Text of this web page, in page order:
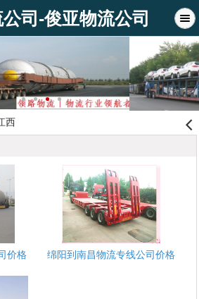
司-俊亚物流公司
西 󰊒
价格 绵阳到南昌物流专线公司价格